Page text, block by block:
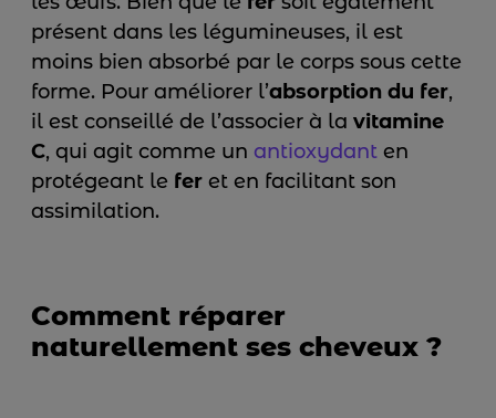
présent dans les légumineuses, il est
moins bien absorbé par le corps sous cette
forme. Pour améliorer l’absorption du fer,
il est conseillé de l’associer à la vitamine
C, qui agit comme un antioxydant en
protégeant le fer et en facilitant son
assimilation.
Comment réparer
naturellement ses cheveux ?